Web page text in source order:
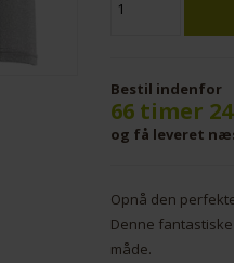
Bestil indenfor
66 timer
og få leveret
Opnå den
Denne
måde.